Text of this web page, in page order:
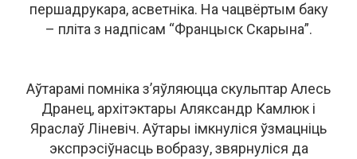
першадрукара, асветніка. На чацвёртым баку
– пліта з надпісам “Францыск Скарына”.
Аўтарамі помніка з’яўляюцца скульптар Алесь
Дранец, архітэктары Аляксандр Камлюк і
Яраслаў Ліневіч. Аўтары імкнуліся ўзмацніць
экспрэсіўнасць вобразу, звярнуліся да